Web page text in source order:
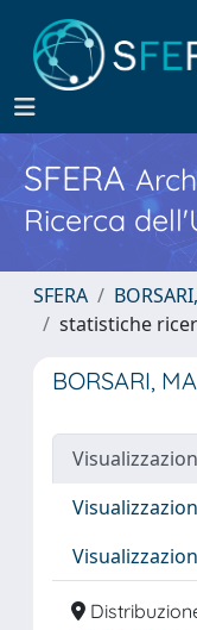
SFERA
Ricerca
SFERA
statistiche
BORSARI,